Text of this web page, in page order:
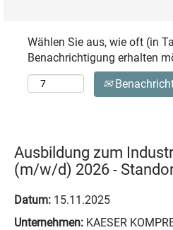
Wählen Sie aus, wie oft (in
Benachrichtigung erhalten
Ausbildung zum
(m/w/d) 2026 -
Datum: 15.11.2025
Unternehmen: KAESER